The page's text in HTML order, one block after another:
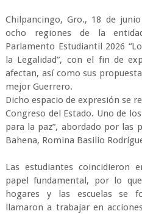
Chilpancingo, Gro., 18 de
ocho regiones de la
Parlamento Estudiantil 2026
la Legalidad”, con el fin de
afectan, así como sus
mejor Guerrero.
Dicho espacio de expresión se
Congreso del Estado. Uno de
para la paz”, abordado por las
Bahena, Romina Basilio
Las estudiantes coincidieron
papel fundamental, por lo
hogares y las escuelas se
llamaron a trabajar en